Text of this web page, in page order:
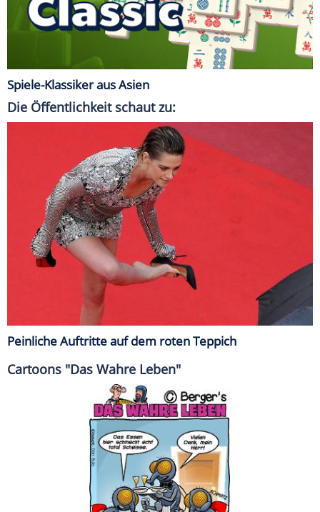
Spiele-Klassiker aus Asien
Die Öffentlichkeit schaut zu:
Peinliche Auftritte auf dem roten Teppich
Cartoons "Das Wahre Leben"